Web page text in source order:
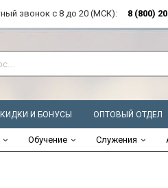
звонок с 8 до 20 (МСК): 8 (800)
И БОНУСЫ ОПТОВЫЙ ОТДЕЛ
Обучение Служения